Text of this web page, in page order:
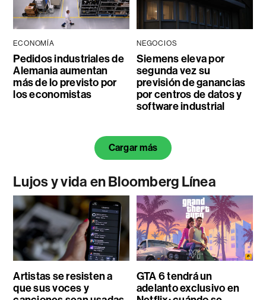
ECONOMÍA
Pedidos industriales de
Alemania aumentan
más de lo previsto por
los economistas
NEGOCIOS
Siemens eleva por
segunda vez su
previsión de ganancias
por centros de datos y
software industrial
Cargar más
Lujos y vida en Bloomberg Línea
Artistas se resisten a
que sus voces y
GTA 6 tendrá un
adelanto exclusivo en